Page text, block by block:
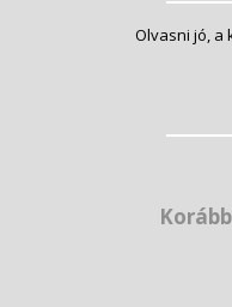
Olvasni jó, a